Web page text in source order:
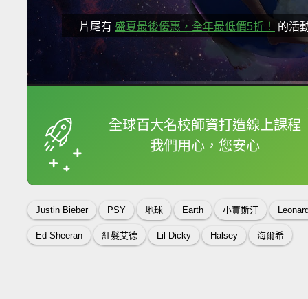
片尾有 盛夏最後優惠，全年最低價5折！ 的活
全球百大名校師資打造線上課程
我們用心，您安心
框選或點兩下字幕可
Justin Bieber PSY 地球 Earth 小賈斯汀
Ed Sheeran 紅髮艾德 Lil Dicky Halsey 海爾希